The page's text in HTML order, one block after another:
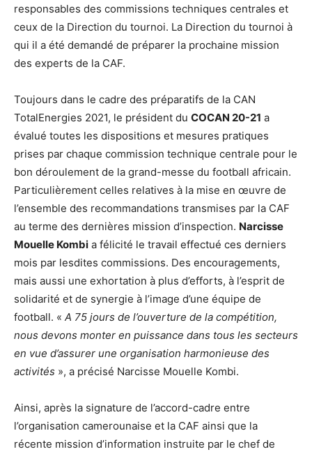
responsables des commissions techniques centrales et
ceux de la Direction du tournoi. La Direction du tournoi à
qui il a été demandé de préparer la prochaine mission
des experts de la CAF.
Toujours dans le cadre des préparatifs de la CAN
TotalEnergies 2021, le président du COCAN 20-21 a
évalué toutes les dispositions et mesures pratiques
prises par chaque commission technique centrale pour le
bon déroulement de la grand-messe du football africain.
Particulièrement celles relatives à la mise en œuvre de
l’ensemble des recommandations transmises par la CAF
au terme des dernières mission d’inspection. Narcisse
Mouelle Kombi a félicité le travail effectué ces derniers
mois par lesdites commissions. Des encouragements,
mais aussi une exhortation à plus d’efforts, à l’esprit de
solidarité et de synergie à l’image d’une équipe de
football. « A 75 jours de l’ouverture de la compétition,
nous devons monter en puissance dans tous les secteurs
en vue d’assurer une organisation harmonieuse des
activités », a précisé Narcisse Mouelle Kombi.
Ainsi, après la signature de l’accord-cadre entre
l’organisation camerounaise et la CAF ainsi que la
récente mission d’information instruite par le chef de